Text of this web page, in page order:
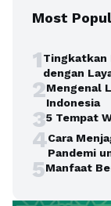
Most
1Tingkatkan
dengan
2Mengenal
Indonesia
35 Tempat
4Cara
Pandemi
5Manfaat